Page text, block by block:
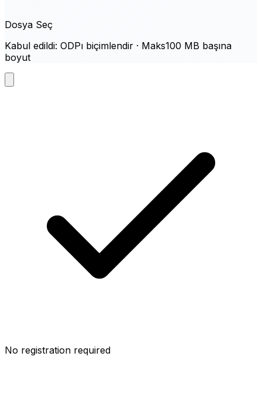
Dosya Seç
Kabul edildi: ODPı biçimlendir · Maks100 MB başına
boyut
No registration required